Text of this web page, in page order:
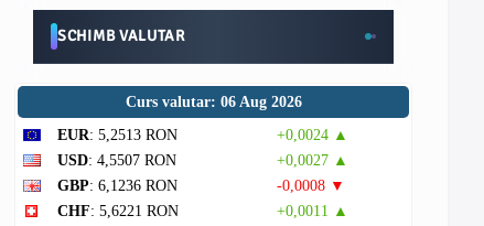
SCHIMB VALUTAR
Curs valutar: 06 Aug 2026
EUR: 5,2513 RON
+0,0024 ▲
USD: 4,5507 RON
+0,0027 ▲
GBP: 6,1236 RON
-0,0008 ▼
CHF: 5,6221 RON
+0,0011 ▲